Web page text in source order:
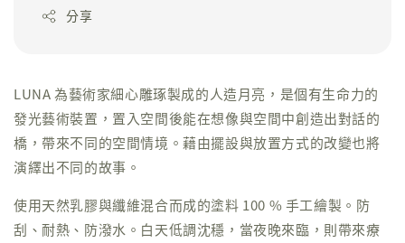
分享
LUNA 為藝術家細心雕琢製成的人造月亮，是個有生命力的
發光藝術裝置，置入空間後能在想像與空間中創造出對話的
橋，帶來不同的空間情境。藉由擺設與放置方式的改變也將
演繹出不同的故事。
使用天然乳膠與纖維混合而成的塗料 100 % 手工繪製。防
刮、耐熱、防潑水。白天低調沈穩，當夜晚來臨，則帶來療